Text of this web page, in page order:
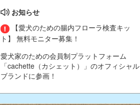
お知らせ
【愛犬のための腸内フローラ検査キッ
ト】 無料モニター募集！
愛犬家のための会員制プラットフォーム
「cachette（カシェット）」のオフィシャル
ブランドに参画！